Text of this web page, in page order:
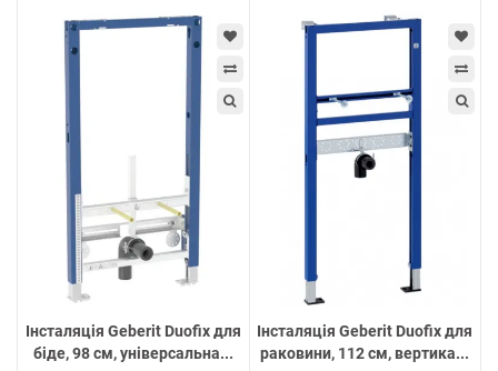
Інсталяція Geberit Duofix для
біде, 98 см, універсальна...
Інсталяція Geberit Duofix для
раковини, 112 см, вертика...